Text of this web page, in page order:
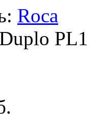
Roca
PL1